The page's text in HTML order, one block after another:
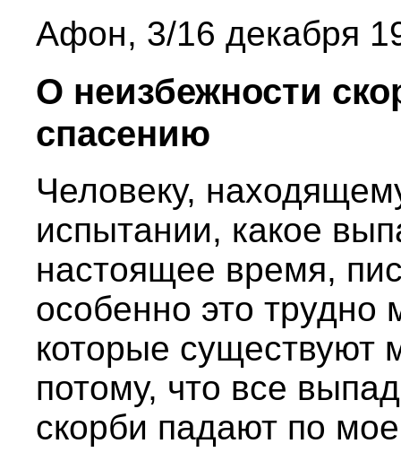
Афон, 3/16 декабря
О неизбежности
спасению
Человеку,
испытании, какое
настоящее время,
особенно это трудно
которые существуют
потому, что все
скорби падают по